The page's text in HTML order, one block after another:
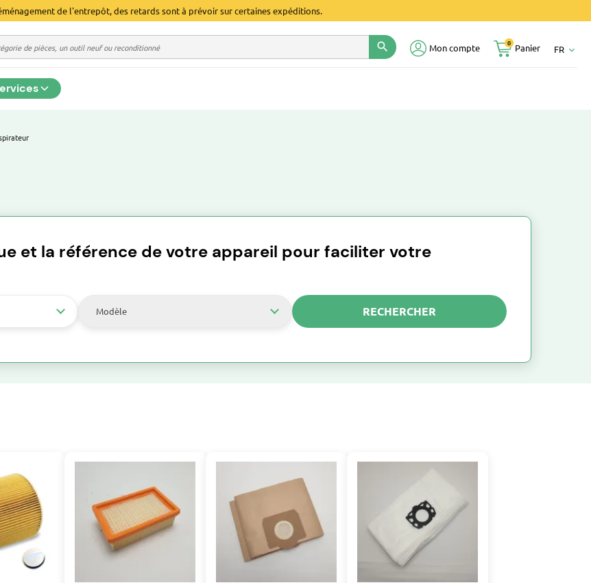
de l'entrepôt, des retards sont à prévoir sur certaines expéditions.
search Mon compte Panier
0
FR keyboard_arrow_down
et la référence de votre appareil pour faciliter votre
Modèle RECHERCHER